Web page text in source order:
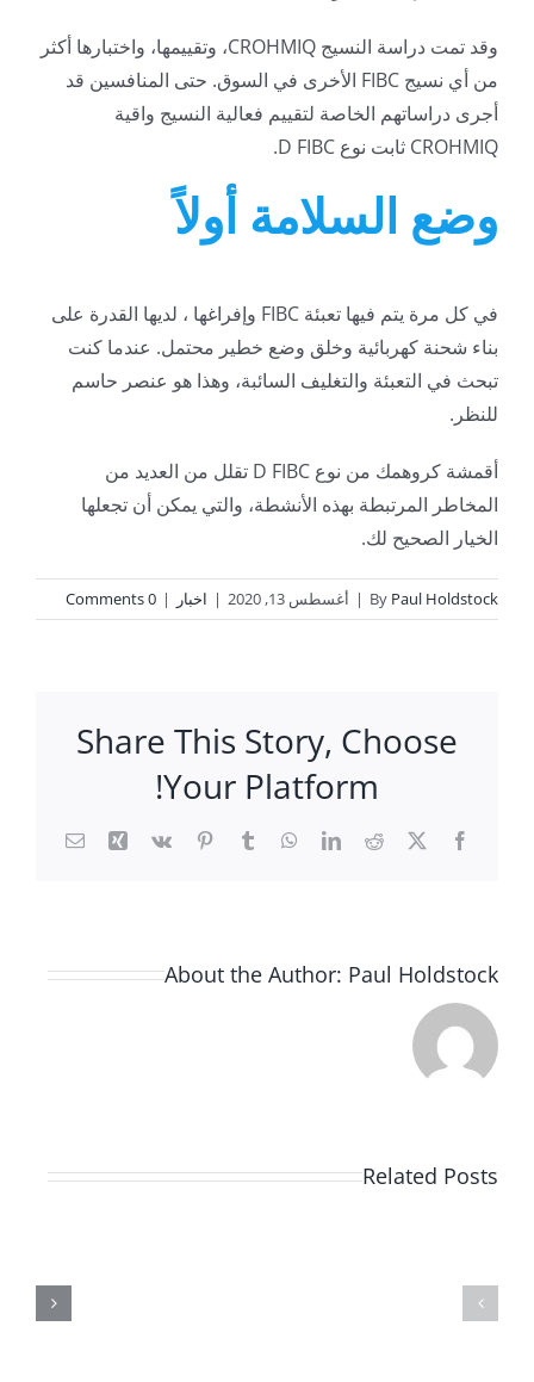
وقد تمت دراسة النسيج CROHMIQ، وتقييمها، واختبارها أكثر
من أي نسيج FIBC الأخرى في السوق. حتى المنافسين قد
أجرى دراساتهم الخاصة لتقييم فعالية النسيج واقية
CROHMIQ ثابت نوع D FIBC.
وضع السلامة أولاً
في كل مرة يتم فيها تعبئة FIBC وإفراغها ، لديها القدرة على
بناء شحنة كهربائية وخلق وضع خطير محتمل. عندما كنت
تبحث في التعبئة والتغليف السائبة، وهذا هو عنصر حاسم
للنظر.
أقمشة كروهمك من نوع D FIBC تقلل من العديد من
المخاطر المرتبطة بهذه الأنشطة، والتي يمكن أن تجعلها
الخيار الصحيح لك.
By Paul Holdstock
| أغسطس 13, 2020 | اخبار |
0 Comments
Share This Story, Choose
Your Platform!
Facebook
X
Reddit
LinkedIn
WhatsApp
Tumblr
Pinterest
Vk
Xing
Email
About the Author: Paul Holdstock
Related Posts
مقرات